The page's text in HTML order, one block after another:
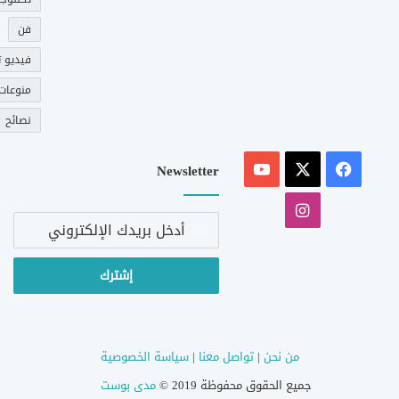
فن
فيديو
نصائح
فيسبوك
‫YouTube
انستقرام
Newsletter
أدخل
الإلكتروني
من نحن |تواصل معنا |سياسة الخصوصية
جميع الحقوق محفوظة 2019 ©
مدى بوست